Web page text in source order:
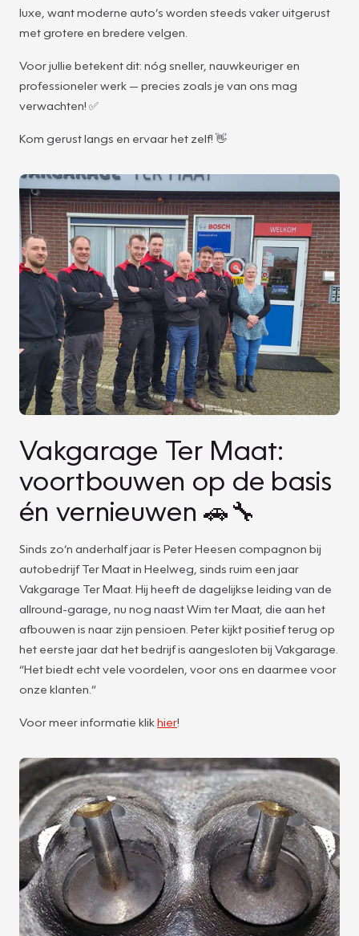
luxe, want moderne auto’s worden steeds vaker uitgerust
met grotere en bredere velgen.
Voor jullie betekent dit: nóg sneller, nauwkeuriger en
professioneler werk — precies zoals je van ons mag
verwachten! ✅
Kom gerust langs en ervaar het zelf! 👋
Vakgarage Ter Maat:
voortbouwen op de basis
én vernieuwen 🚗🔧
Sinds zo’n anderhalf jaar is Peter Heesen compagnon bij
autobedrijf Ter Maat in Heelweg, sinds ruim een jaar
Vakgarage Ter Maat. Hij heeft de dagelijkse leiding van de
allround-garage, nu nog naast Wim ter Maat, die aan het
afbouwen is naar zijn pensioen. Peter kijkt positief terug op
het eerste jaar dat het bedrijf is aangesloten bij Vakgarage.
“Het biedt echt vele voordelen, voor ons en daarmee voor
onze klanten.”
Voor meer informatie klikhier!